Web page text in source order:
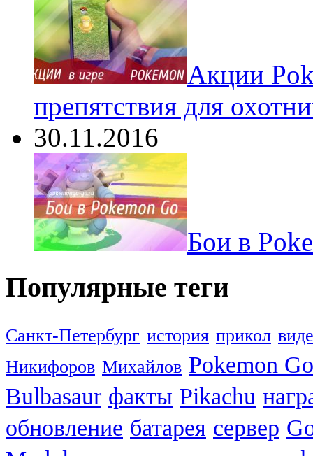
Акции
препятствия для
30.11.2016
Бои в
Популярные теги
Санкт-Петербург история прикол
Никифоров Михайлов Pokemon Go
Bulbasaur факты Pikachu
обновление батарея сервер